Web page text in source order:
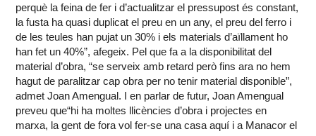
perquè la feina de fer i d’actualitzar el pressupost és constant,
la fusta ha quasi duplicat el preu en un any, el preu del ferro i
de les teules han pujat un 30% i els materials d’aïllament ho
han fet un 40%”, afegeix. Pel que fa a la disponibilitat del
material d’obra, “se serveix amb retard però fins ara no hem
hagut de paralitzar cap obra per no tenir material disponible”,
admet Joan Amengual. I en parlar de futur, Joan Amengual
preveu que“hi ha moltes llicències d’obra i projectes en
marxa, la gent de fora vol fer-se una casa aquí i a Manacor el